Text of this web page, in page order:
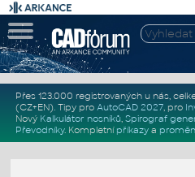
Přes 123.000 registrovaných u nás,
(CZ+EN). Tipy pro AutoCAD 2027, pro
Nový Kalkulátor nosníků, Spirograf
Převodníky. Kompletní příkazya